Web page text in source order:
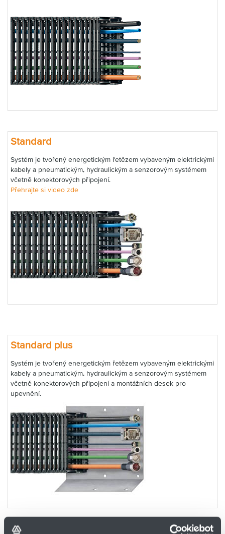
Standard
Systém je tvořený energetickým řetězem vybaveným elektrickými
kabely a pneumatickým, hydraulickým a senzorovým systémem
včetně konektorových připojení.
Přehrajte si video zde
Standard plus
Systém je tvořený energetickým řetězem vybaveným elektrickými
kabely a pneumatickým, hydraulickým a senzorovým systémem
včetně konektorových připojení a montážních desek pro
upevnění.